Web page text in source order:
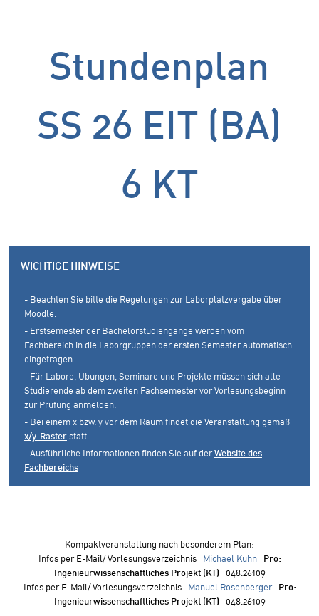
Stundenplan
SS 26 EIT (BA)
6 KT
WICHTIGE HINWEISE
- Beachten Sie bitte die Regelungen zur Laborplatzvergabe über
Moodle.
- Erstsemester der Bachelorstudiengänge werden vom
Fachbereich in die Laborgruppen der ersten Semester automatisch
eingetragen.
- Für Labore, Übungen, Seminare und Projekte müssen sich alle
Studierende ab dem zweiten Fachsemester vor Vorlesungsbeginn
zur Prüfung anmelden.
- Bei einem x bzw. y vor dem Raum findet die Veranstaltung gemäß
x/y-Rasterstatt.
- Ausführliche Informationen finden Sie auf derWebsite des
Fachbereichs
Kompaktveranstaltung nach besonderem Plan:
Infos per E-Mail/ Vorlesungsverzeichnis Michael Kuhn Pro:
Ingenieurwissenschaftliches Projekt (KT) 048.26109
Infos per E-Mail/ Vorlesungsverzeichnis Manuel Rosenberger Pro:
Ingenieurwissenschaftliches Projekt (KT) 048.26109